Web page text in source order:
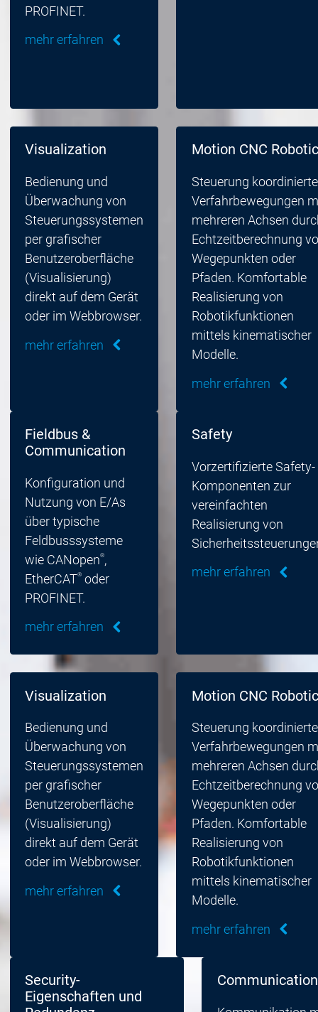
PROFINET.
mehr erfahren
Visualization
Bedienung und
Überwachung von
Steuerungssystemen
per grafischer
Benutzeroberfläche
(Visualisierung)
direkt auf dem Gerät
oder im Webbrowser.
mehr erfahren
Motion CNC
Steuerung
Verfahrbewegungen
mehreren Achsen
Echtzeitberechnung
Wegepunkten oder
Pfaden. Komfortable
Realisierung von
Robotikfunktionen
mittels kinematischer
Modelle.
mehr erfahren
Fieldbus &
Communication
Konfiguration und
Nutzung von E/As
über typische
Feldbusssysteme
wie CANopen®,
EtherCAT®oder
PROFINET.
mehr erfahren
Safety
Vorzertifizierte Safety-
Komponenten zur
vereinfachten
Realisierung von
mehr erfahren
Visualization
Bedienung und
Überwachung von
Steuerungssystemen
per grafischer
Benutzeroberfläche
(Visualisierung)
direkt auf dem Gerät
oder im Webbrowser.
mehr erfahren
Motion CNC
Steuerung
Verfahrbewegungen
mehreren Achsen
Echtzeitberechnung
Wegepunkten oder
Pfaden. Komfortable
Realisierung von
Robotikfunktionen
mittels kinematischer
Modelle.
mehr erfahren
Security-
Eigenschaften und
Communication